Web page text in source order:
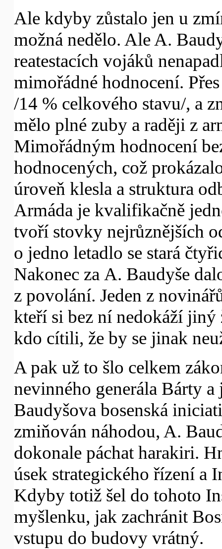
Ale kdyby zůstalo jen u
možná nedělo. Ale A.
reatestacích vojáků
mimořádné hodnocení.
/14 % celkového stavu/, a
mělo plné zuby a raději z
Mimořádným hodnocení
hodnocených, což
úroveň klesla a struktura
Armáda je kvalifikačně
tvoří stovky nejrůznějších
o jedno letadlo se stará
Nakonec za A. Baudyše
z povolání. Jeden z
kteří si bez ní nedokáží
kdo cítili, že by se jinak
A pak už to šlo celkem
nevinného generála Bárty
Baudyšova bosenská
zmiňován náhodou, A.
dokonale páchat harakiri.
úsek strategického řízení a
Kdyby totiž šel do tohoto
myšlenku, jak zachránit
vstupu do budovy vrátný.